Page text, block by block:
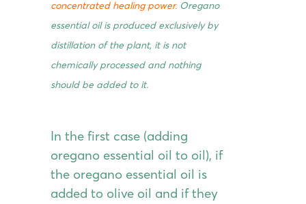
concentrated healing power. Oregano
essential oil is produced exclusively by
distillation of the plant, it is not
chemically processed and nothing
should be added to it.
In the first case (adding
oregano essential oil to oil), if
the oregano essential oil is
added to olive oil and if they